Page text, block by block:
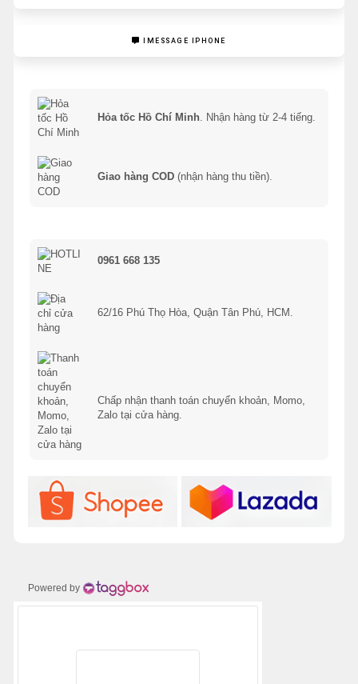
IMESSAGE IPHONE
Hỏa tốc Hồ Chí Minh. Nhận hàng từ 2-4 tiếng.
Giao hàng COD (nhận hàng thu tiền).
0961 668 135
62/16 Phú Thọ Hòa, Quận Tân Phú, HCM.
Chấp nhận thanh toán chuyển khoản, Momo,
Zalo tại cửa hàng.
Powered by